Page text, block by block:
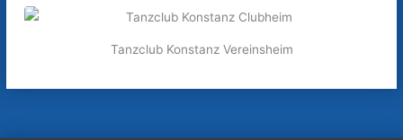
Tanzclub Konstanz Vereinsheim